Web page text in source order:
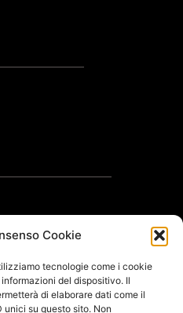
Cookie
tecnologie come i cookie
del dispositivo. Il
di elaborare dati come il
su questo sito. Non